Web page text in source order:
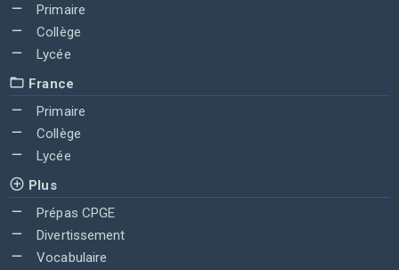
Primaire
Collège
Lycée
France
Primaire
Collège
Lycée
Plus
Prépas CPGE
Divertissement
Vocabulaire